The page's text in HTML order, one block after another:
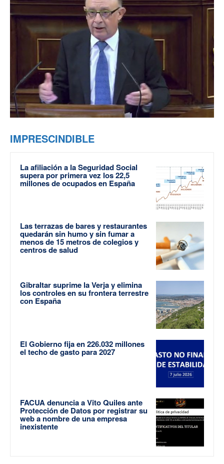
IMPRESCINDIBLE
La afiliación a la Seguridad Social
supera por primera vez los 22,5
millones de ocupados en España
Las terrazas de bares y restaurantes
quedarán sin humo y sin fumar a
menos de 15 metros de colegios y
centros de salud
Gibraltar suprime la Verja y elimina
los controles en su frontera terrestre
con España
El Gobierno fija en 226.032 millones
el techo de gasto para 2027
FACUA denuncia a Vito Quiles ante
Protección de Datos por registrar su
web a nombre de una empresa
inexistente